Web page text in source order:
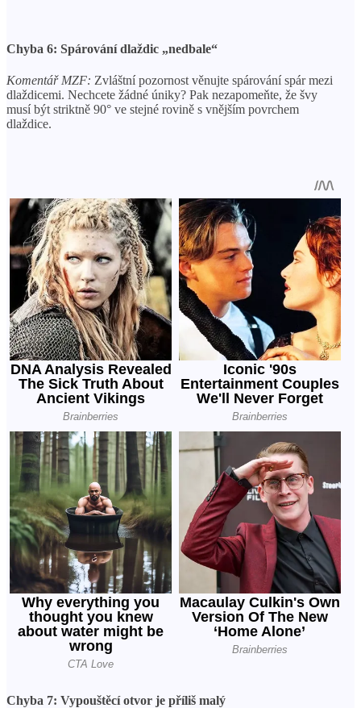
Chyba 6: Spárování dlaždic „nedbale“
Komentář MZF: Zvláštní pozornost věnujte spárování spár mezi
dlaždicemi. Nechcete žádné úniky? Pak nezapomeňte, že švy
musí být striktně 90° ve stejné rovině s vnějším povrchem
dlaždice.
Chyba 7: Vypouštěcí otvor je příliš malý